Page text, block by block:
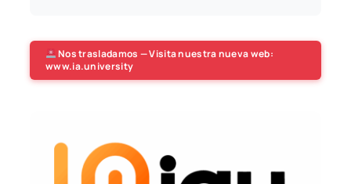
Nos trasladamos — Visita nuestra nueva web:
www.ia.university